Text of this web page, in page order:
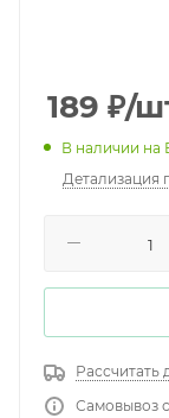
189 ₽/
В наличии на
Детализация
Рассчитать
Самовывоз